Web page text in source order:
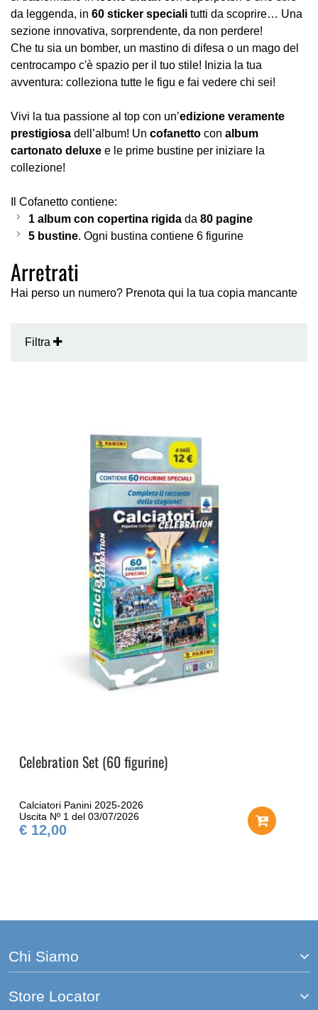
da leggenda, in 60 sticker speciali tutti da scoprire… Una
sezione innovativa, sorprendente, da non perdere!
Che tu sia un bomber, un mastino di difesa o un mago del
centrocampo c'è spazio per il tuo stile! Inizia la tua
avventura: colleziona tutte le figu e fai vedere chi sei!
Vivi la tua passione al top con un’edizione veramente
prestigiosa dell’album! Un cofanetto con album
cartonato deluxe e le prime bustine per iniziare la
collezione!
Il Cofanetto contiene:
1 album con copertina rigida da 80 pagine
5 bustine. Ogni bustina contiene 6 figurine
Arretrati
Hai perso un numero? Prenota qui la tua copia mancante
Filtra
Celebration Set (60 figurine)
Calciatori Panini 2025-2026
Uscita Nº 1 del 03/07/2026
€ 12,00
Chi Siamo
Store Locator